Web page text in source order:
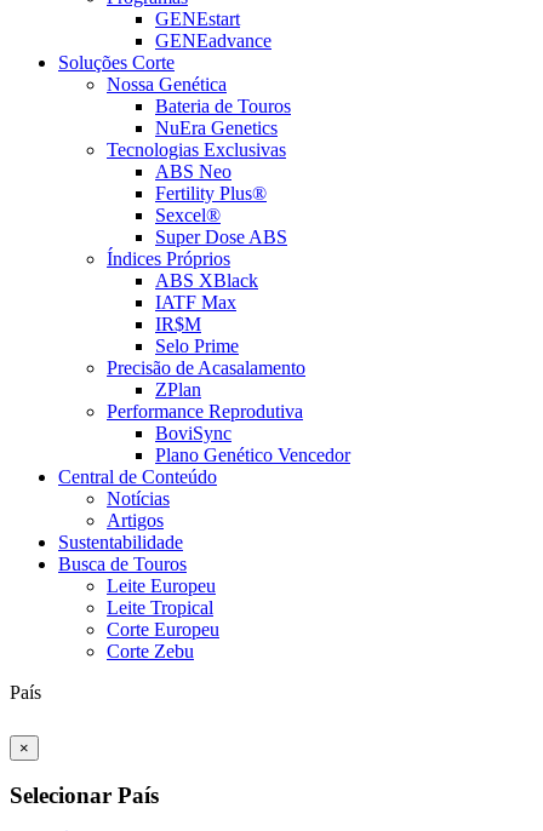
GENEstart
GENEadvance
Soluções Corte
Nossa Genética
Bateria de Touros
NuEra Genetics
Tecnologias Exclusivas
ABS Neo
Fertility Plus®
Sexcel®
Super Dose ABS
Índices Próprios
ABS XBlack
IATF Max
IR$M
Selo Prime
Precisão de Acasalamento
ZPlan
Performance Reprodutiva
BoviSync
Plano Genético Vencedor
Central de Conteúdo
Notícias
Artigos
Sustentabilidade
Busca de Touros
Leite Europeu
Leite Tropical
Corte Europeu
Corte Zebu
País
×
Selecionar País